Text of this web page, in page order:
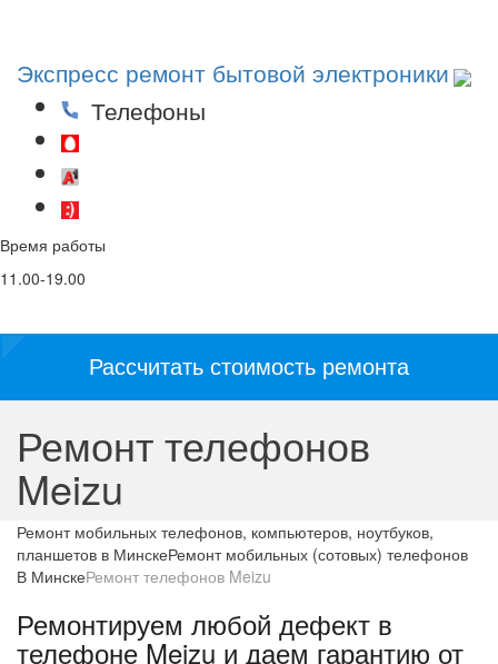
Экспресс ремонт бытовой электроники
Телефоны
Время работы
11.00-19.00
Рассчитать стоимость ремонта
Ремонт телефонов
Meizu
Ремонт мобильных телефонов, компьютеров, ноутбуков,
планшетов в МинскеРемонт мобильных (сотовых) телефонов
В МинскеРемонт телефонов Meizu
Ремонтируем любой дефект в
телефоне Meizu и даем гарантию от